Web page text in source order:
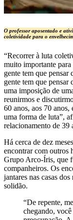
O professor aposentado e
coletividade para o
“Recorrer à luta
muito importante
gente tem que pensar
gente tem que
uma imposição de
reunirmos e
60 anos, aos 70
uma forma de luta”,
relacionamento de 39
Há cerca de dez
encontrar com outros
Grupo Arco-Íris, que
companheiros. Os
jantares nas casas
solidão.
“De repente,
chegando,